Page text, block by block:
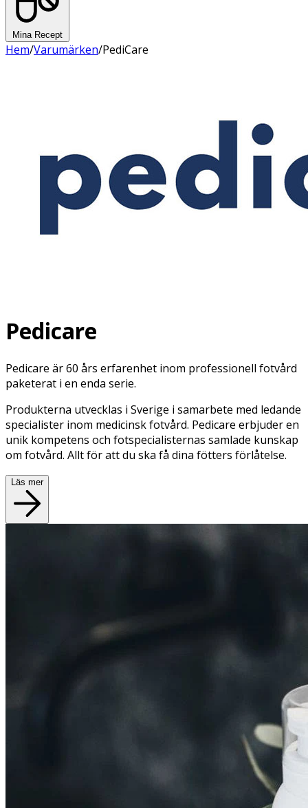
Mina Recept
Hem/Varumärken/PediCare
Pedicare
Pedicare är 60 års erfarenhet inom professionell fotvård
paketerat i en enda serie.
Produkterna utvecklas i Sverige i samarbete med ledande
specialister inom medicinsk fotvård. Pedicare erbjuder en
unik kompetens och fotspecialisternas samlade kunskap
om fotvård. Allt för att du ska få dina fötters förlåtelse.
Läs mer